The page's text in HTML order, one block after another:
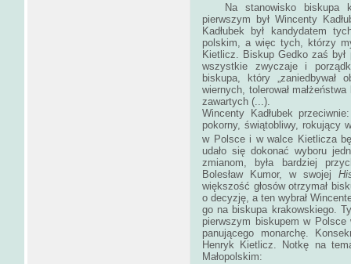
Na stanowisko biskupa
pierwszym był Wincenty
Kadłubek był kandydatem
polskim, a więc tych, którzy
Kietlicz. Biskup Gedko zaś
wszystkie zwyczaje i
biskupa, który „zaniedbywał
wiernych, tolerował
Wincenty Kadłubek
pokorny, świątobliwy, rokujący
w Polsce i w walce Kietlicza
udało się dokonać wyboru
zmianom, była bardziej
Bolesław Kumor, w swojej
większość głosów otrzymał
o decyzję, a ten wybrał
go na biskupa krakowskiego.
pierwszym biskupem w
panującego monarchę.
Henryk Kietlicz. Notkę na
Małopolskim: